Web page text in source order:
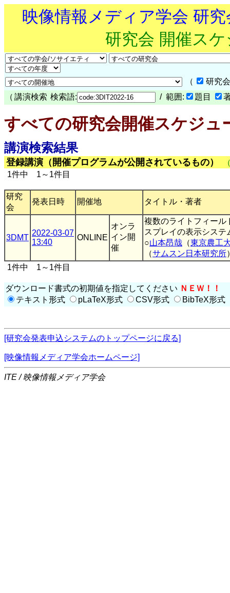
映像情報メディア学会 研
研究会 開催ス
（
研究
（ 講演検索 検索語: / 範囲: 題目
すべての研究会開催スケジュ
講演検索結果
登録講演（開催プログラムが公開されているもの）
1件中 1～1件目
研究
会
発表日時 開催地 タイトル・著者
3DMT
2022-03-07
13:40
ONLINE
オンラ
イン開
催
複数のライトフィール
スプレイの表示システ
○山本昂哉 （東京農工
（サムスン日本研究所
1件中 1～1件目
ダウンロード書式の初期値を指定してください ＮＥＷ！！
テキスト形式
pLaTeX形式 CSV形式 BibTeX形式
[研究会発表申込システムのトップページに戻る]
[映像情報メディア学会ホームページ]
ITE / 映像情報メディア学会